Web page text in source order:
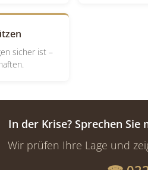
sicher ist –
In der Krise? Sprechen
Wir prüfen Ihre Lage und